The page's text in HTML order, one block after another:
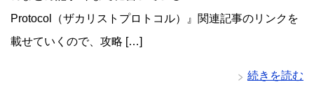
Protocol（ザカリストプロトコル）』関連記事のリンクを
載せていくので、攻略 […]
続きを読む